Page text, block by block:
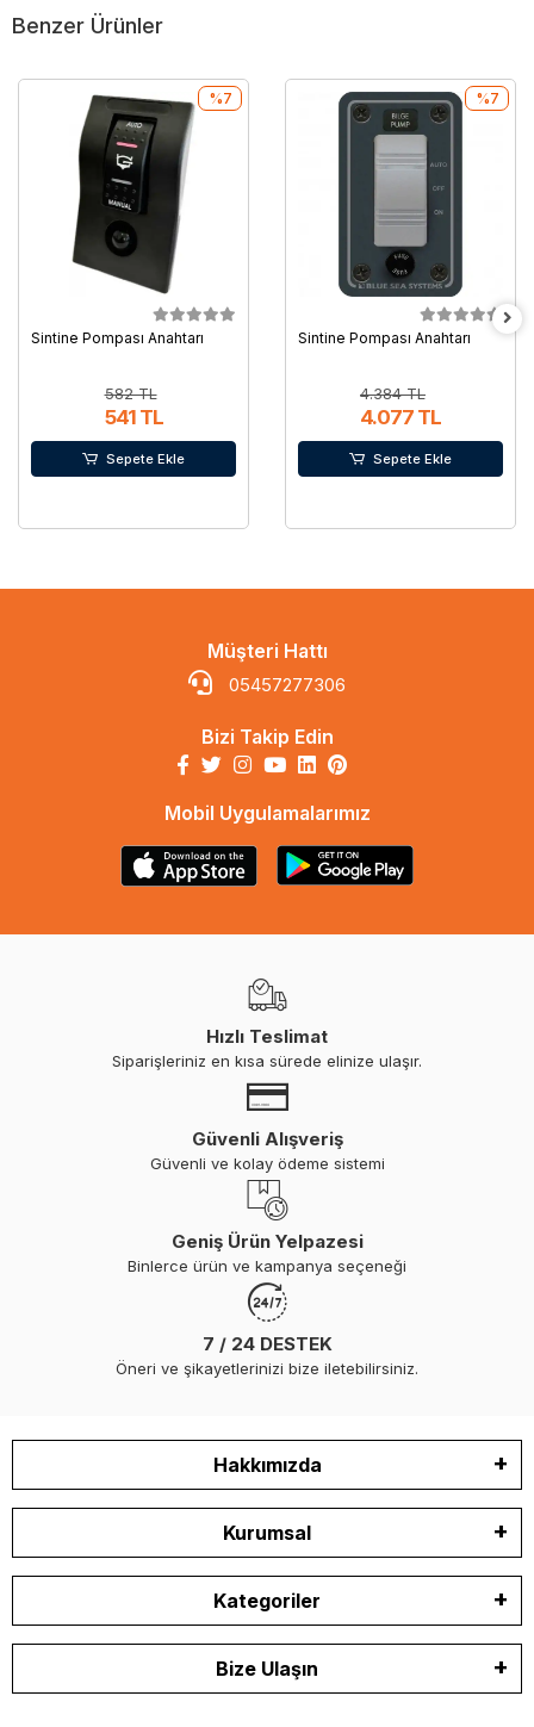
Benzer Ürünler
Sintine Pompası Anahtarı
582 TL
541 TL
%7
Sepete Ekle
Sintine Pompası Anahtarı
4.384 TL
4.077 TL
%7
Sepete Ekle
Müşteri Hattı
05457277306
Bizi Takip Edin
Mobil Uygulamalarımız
Hızlı Teslimat
Siparişleriniz en kısa sürede elinize ulaşır.
Güvenli Alışveriş
Güvenli ve kolay ödeme sistemi
Geniş Ürün Yelpazesi
Binlerce ürün ve kampanya seçeneği
7 / 24 DESTEK
Öneri ve şikayetlerinizi bize iletebilirsiniz.
Hakkımızda
Kurumsal
Kategoriler
Bize Ulaşın